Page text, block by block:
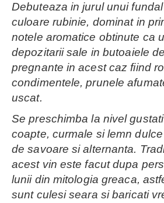
Debuteaza in jurul unui
culoare rubinie, dominat in
notele aromatice obtinute ca
depozitarii sale in butoaiele
pregnante in acest caz fiind
condimentele, prunele
uscat.
Se preschimba la nivel
coapte, curmale si lemn
de savoare si alternanta.
acest vin este facut dupa
lunii din mitologia greaca,
sunt culesi seara si baricati